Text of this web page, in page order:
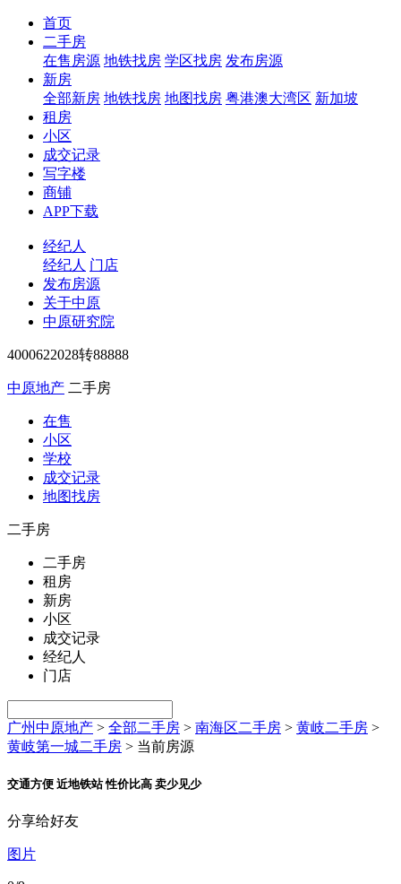
首页
二手房
在售房源 地铁找房 学区找房 发布房源
新房
全部新房 地铁找房 地图找房 粤港澳大湾区 新加坡
租房
小区
成交记录
写字楼
商铺
APP下载
经纪人
经纪人 门店
发布房源
关于中原
中原研究院
4000622028转88888
中原地产 二手房
在售
小区
学校
成交记录
地图找房
二手房
二手房
租房
新房
小区
成交记录
经纪人
门店
广州中原地产 > 全部二手房 > 南海区二手房 > 黄岐二手房 >
黄岐第一城二手房 > 当前房源
交通方便 近地铁站 性价比高 卖少见少
分享给好友
图片